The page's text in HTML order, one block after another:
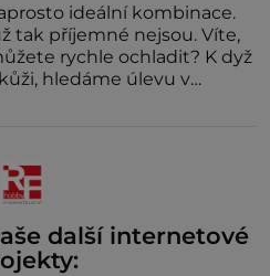
ideální kombinace.
tak příjemné nejsou. Víte,
rychle ochladit? K dyž
hledáme úlevu v
další internetové